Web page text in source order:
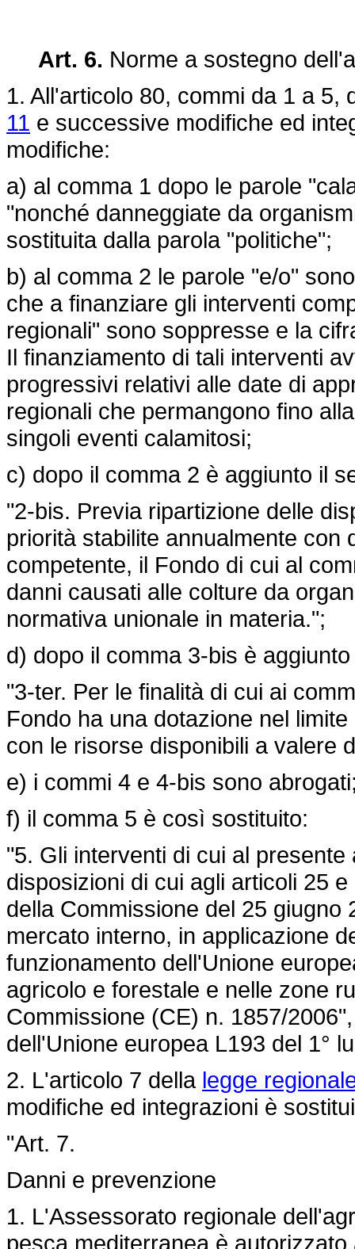
Art. 6. Norme a sostegno
1. All'articolo 80, commi da 1 a 5,
11 e successive modifiche ed
modifiche:
a) al comma 1 dopo le parole
"nonché danneggiate da
sostituita dalla parola "politiche";
b) al comma 2 le parole "e/o"
che a finanziare gli interventi
regionali" sono soppresse e la
Il finanziamento di tali interventi
progressivi relativi alle date di
regionali che permangono fino
singoli eventi calamitosi;
c) dopo il comma 2 è aggiunto il
"2-bis. Previa ripartizione delle
priorità stabilite annualmente
competente, il Fondo di cui al
danni causati alle colture da
normativa unionale in materia.";
d) dopo il comma 3-bis è
"3-ter. Per le finalità di cui ai
Fondo ha una dotazione nel
con le risorse disponibili a valere
e) i commi 4 e 4-bis sono
f) il comma 5 è così sostituito:
"5. Gli interventi di cui al
disposizioni di cui agli articoli 25
della Commissione del 25 giugno
mercato interno, in applicazione
funzionamento dell'Unione
agricolo e forestale e nelle zone
Commissione (CE) n. 1857/2006",
dell'Unione europea L193 del 1°
2. L'articolo 7 della legge
modifiche ed integrazioni è
"Art. 7.
Danni e prevenzione
1. L'Assessorato regionale
pesca mediterranea è